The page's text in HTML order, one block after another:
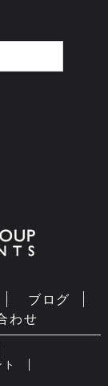
ブログ
わせ